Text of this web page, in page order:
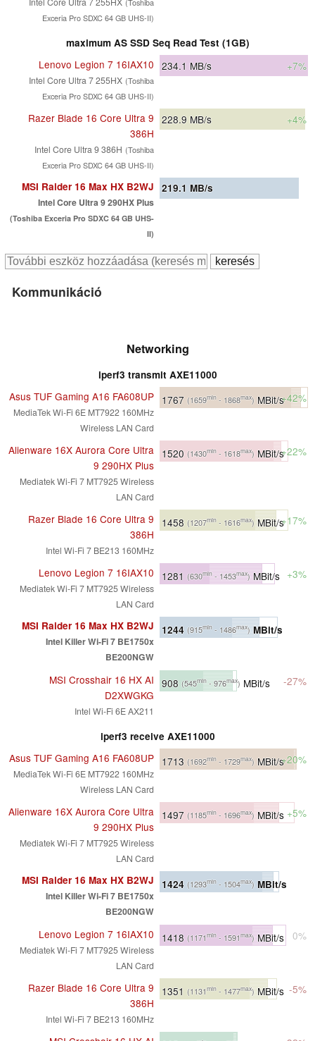
(Toshiba
Exceria Pro SDXC 64 GB UHS-II)
maximum AS SSD Seq Read Test (1GB)
Lenovo Legion 7 16IAX10
Intel Core Ultra 7 255HX (Toshiba
Exceria Pro SDXC 64 GB UHS-II)
234.1 MB/s +7%
Razer Blade 16 Core Ultra 9
386H
Intel Core Ultra 9 386H (Toshiba
Exceria Pro SDXC 64 GB UHS-II)
228.9 MB/s +4%
MSI Raider 16 Max HX B2WJ
Intel Core Ultra 9 290HX Plus
(Toshiba Exceria Pro SDXC 64 GB UHS-
II)
219.1 MB/s
Kommunikáció
Networking
iperf3 transmit AXE11000
Asus TUF Gaming A16 FA608UP
MediaTek Wi-Fi 6E MT7922 160MHz
Wireless LAN Card
1767 (1659min - 1868max) MBit/s+42%
Alienware 16X Aurora Core Ultra
9 290HX Plus
Mediatek Wi-Fi 7 MT7925 Wireless
LAN Card
1520 (1430min - 1618max) MBit/s+22%
Razer Blade 16 Core Ultra 9
386H
Intel Wi-Fi 7 BE213 160MHz
1458 (1207min - 1616max)MBit/s+17%
Lenovo Legion 7 16IAX10
Mediatek Wi-Fi 7 MT7925 Wireless
LAN Card
1281 (630min- 1453max)MBit/s +3%
MSI Raider 16 Max HX B2WJ
Intel Killer Wi-Fi 7 BE1750x
BE200NGW
1244 (915min - 1486max)MBit/s
MSI Crosshair 16 HX AI
D2XWGKG
Intel Wi-Fi 6E AX211
908 (545min- 976max) MBit/s -27%
iperf3 receive AXE11000
Asus TUF Gaming A16 FA608UP
MediaTek Wi-Fi 6E MT7922 160MHz
Wireless LAN Card
1713 (1692min - 1729max) MBit/s+20%
Alienware 16X Aurora Core Ultra
9 290HX Plus
Mediatek Wi-Fi 7 MT7925 Wireless
LAN Card
1497 (1185min - 1696max) MBit/s +5%
MSI Raider 16 Max HX B2WJ
Intel Killer Wi-Fi 7 BE1750x
BE200NGW
1424 (1293min - 1504max) MBit/s
Lenovo Legion 7 16IAX10
Mediatek Wi-Fi 7 MT7925 Wireless
LAN Card
1418 (1171min - 1591max)MBit/s 0%
Razer Blade 16 Core Ultra 9
386H
Intel Wi-Fi 7 BE213 160MHz
1351 (1131min - 1477max)MBit/s -5%